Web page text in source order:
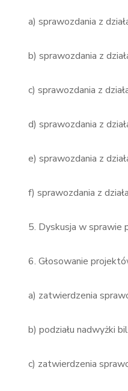
a) sprawozdania z
b) sprawozdania z
c) sprawozdania z
d) sprawozdania z
e) sprawozdania z
f) sprawozdania z
5. Dyskusja w sprawie
6. Głosowanie
a) zatwierdzenia
b) podziału nadwyżki
c) zatwierdzenia